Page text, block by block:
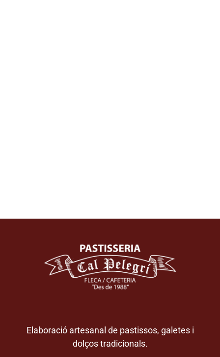
Elaboració artesanal de pastissos, galetes i
dolços tradicionals.